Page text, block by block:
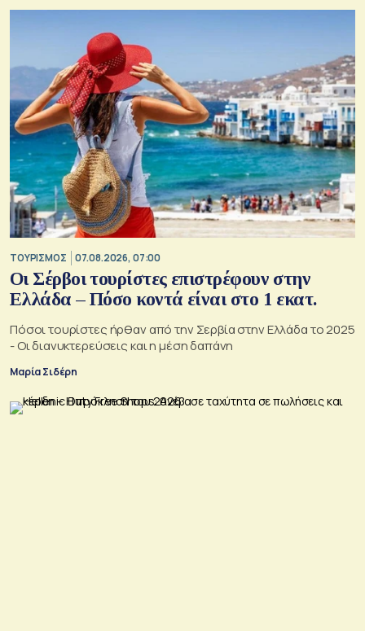
ΤΟΥΡΙΣΜΟΣ 07.08.2026, 07:00
Οι Σέρβοι τουρίστες επιστρέφουν στην
Ελλάδα – Πόσο κοντά είναι στο 1 εκατ.
Πόσοι τουρίστες ήρθαν από την Σερβία στην Ελλάδα το 2025
- Οι διανυκτερεύσεις και η μέση δαπάνη
Μαρία Σιδέρη